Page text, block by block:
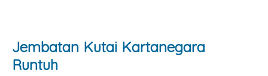
Jembatan Kutai Kartanegara
Runtuh